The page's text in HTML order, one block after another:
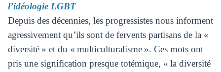
l’idéologie LGBT
Depuis des décennies, les progressistes nous informent
agressivement qu’ils sont de fervents partisans de la «
diversité » et du « multiculturalisme ». Ces mots ont
pris une signification presque totémique, « la diversité